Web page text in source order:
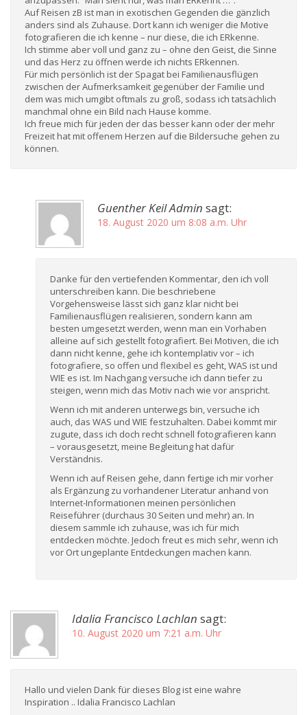
Auf Reisen zB ist man in exotischen Gegenden die gänzlich
anders sind als Zuhause. Dort kann ich weniger die Motive
fotografieren die ich kenne – nur diese, die ich ERkenne.
Ich stimme aber voll und ganz zu – ohne den Geist, die Sinne
und das Herz zu öffnen werde ich nichts ERkennen.
Für mich persönlich ist der Spagat bei Familienausflügen
zwischen der Aufmerksamkeit gegenüber der Familie und
dem was mich umgibt oftmals zu groß, sodass ich tatsächlich
manchmal ohne ein Bild nach Hause komme.
Ich freue mich für jeden der das besser kann oder der mehr
Freizeit hat mit offenem Herzen auf die Bildersuche gehen zu
können.
Guenther Keil Admin sagt:
18. August 2020 um 8:08 a.m. Uhr
Danke für den vertiefenden Kommentar, den ich voll
unterschreiben kann. Die beschriebene
Vorgehensweise lässt sich ganz klar nicht bei
Familienausflügen realisieren, sondern kann am
besten umgesetzt werden, wenn man ein Vorhaben
alleine auf sich gestellt fotografiert. Bei Motiven, die ich
dann nicht kenne, gehe ich kontemplativ vor – ich
fotografiere, so offen und flexibel es geht, WAS ist und
WIE es ist. Im Nachgang versuche ich dann tiefer zu
steigen, wenn mich das Motiv nach wie vor anspricht.
Wenn ich mit anderen unterwegs bin, versuche ich
auch, das WAS und WIE festzuhalten. Dabei kommt mir
zugute, dass ich doch recht schnell fotografieren kann
– vorausgesetzt, meine Begleitung hat dafür
Verständnis.
Wenn ich auf Reisen gehe, dann fertige ich mir vorher
als Ergänzung zu vorhandener Literatur anhand von
Internet-Informationen meinen persönlichen
Reiseführer (durchaus 30 Seiten und mehr) an. In
diesem sammle ich zuhause, was ich für mich
entdecken möchte. Jedoch freut es mich sehr, wenn ich
vor Ort ungeplante Entdeckungen machen kann.
Idalia Francisco Lachlan sagt:
10. August 2020 um 7:21 a.m. Uhr
Hallo und vielen Dank für dieses Blog ist eine wahre
Inspiration .. Idalia Francisco Lachlan